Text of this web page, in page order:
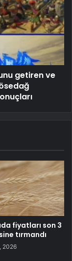
getiren ve
fiyatları son 3
tırmandı
2026